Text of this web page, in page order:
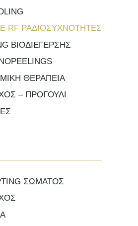
RF ΡΑΔΙΟΣΥΧΝΟΤΗΤΕΣ
ΒΙΟΔΙΕΓΕΡΣΗΣ
ΘΕΡΑΠΕΙΑ
– ΠΡΟΓΟΥΛΙ
ΣΩΜΑΤΟΣ